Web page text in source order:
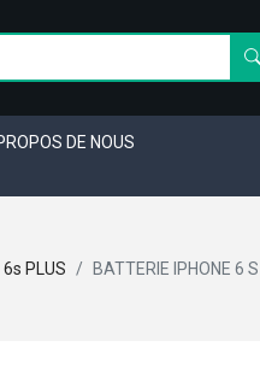
DE NOUS
6s PLUS BATTERIE IPHONE 6